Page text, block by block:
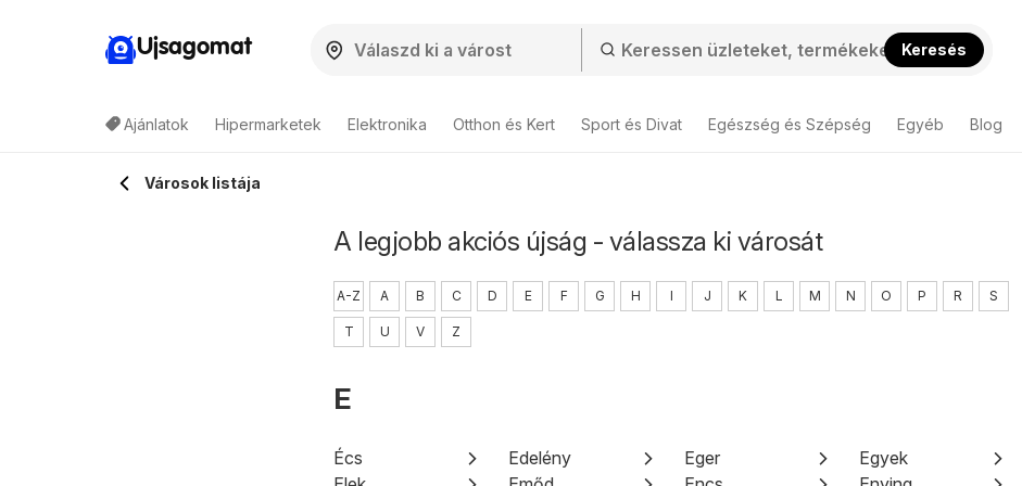
Ujsagomat Keresés
Ajánlatok Hipermarketek Elektronika Otthon és Kert Sport és Divat Egészség és Szépség Egyéb Blog
Városok listája
A legjobb akciós újság - válassza ki városát
A-Z A B C D E F G H I J K L M N O P R S
T U V Z
E
Écs Edelény Eger
Egyek